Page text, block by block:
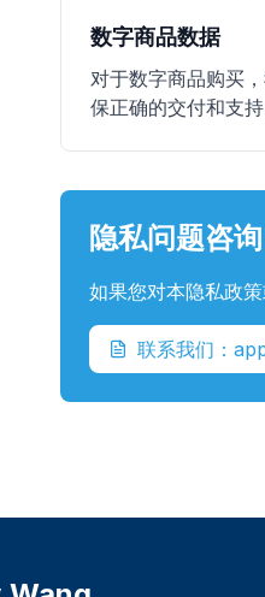
数字商品数据
对于数字商品购买
保正确的交付和支持
隐私问题咨询
如果您对本隐私政
联系我们：